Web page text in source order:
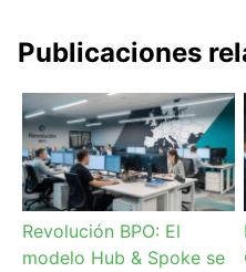
Publicaciones
Revolución BPO: El
modelo Hub & Spoke se